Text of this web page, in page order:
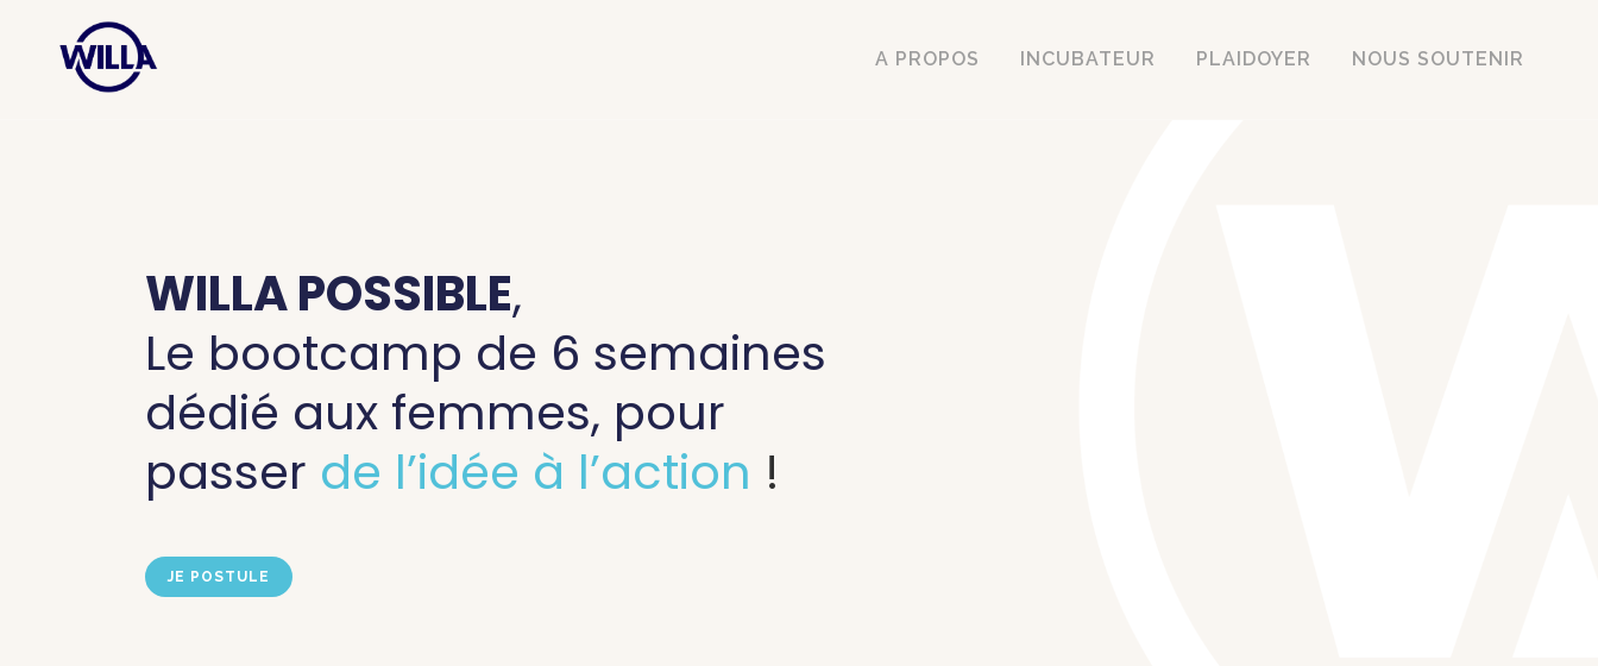
A PROPOS INCUBATEUR PLAIDOYER NOUS SOUTENIR
WILLA POSSIBLE,
Le bootcamp de 6 semaines
dédié aux femmes, pour
passer de l’idée à l’action !
JE POSTULE